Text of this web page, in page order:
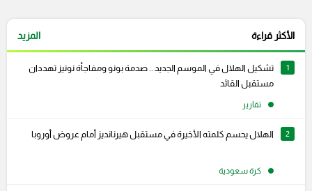
الأكثر قراءة المزيد
1
تشكيل الهلال في الموسم الجديد .. صدمة بونو ومفاجأة نونيز تهددان
مستقبل القائد
تقارير
2 الهلال يحسم كلمته الأخيرة في مستقبل هيرنانديز أمام عروض أوروبا
كرة سعودية